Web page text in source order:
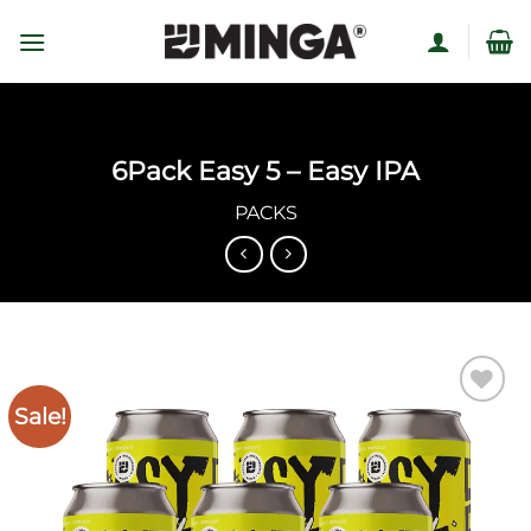
6Pack Easy 5 – Easy IPA
PACKS
Sale!
Añadir
a la
lista
de
deseos